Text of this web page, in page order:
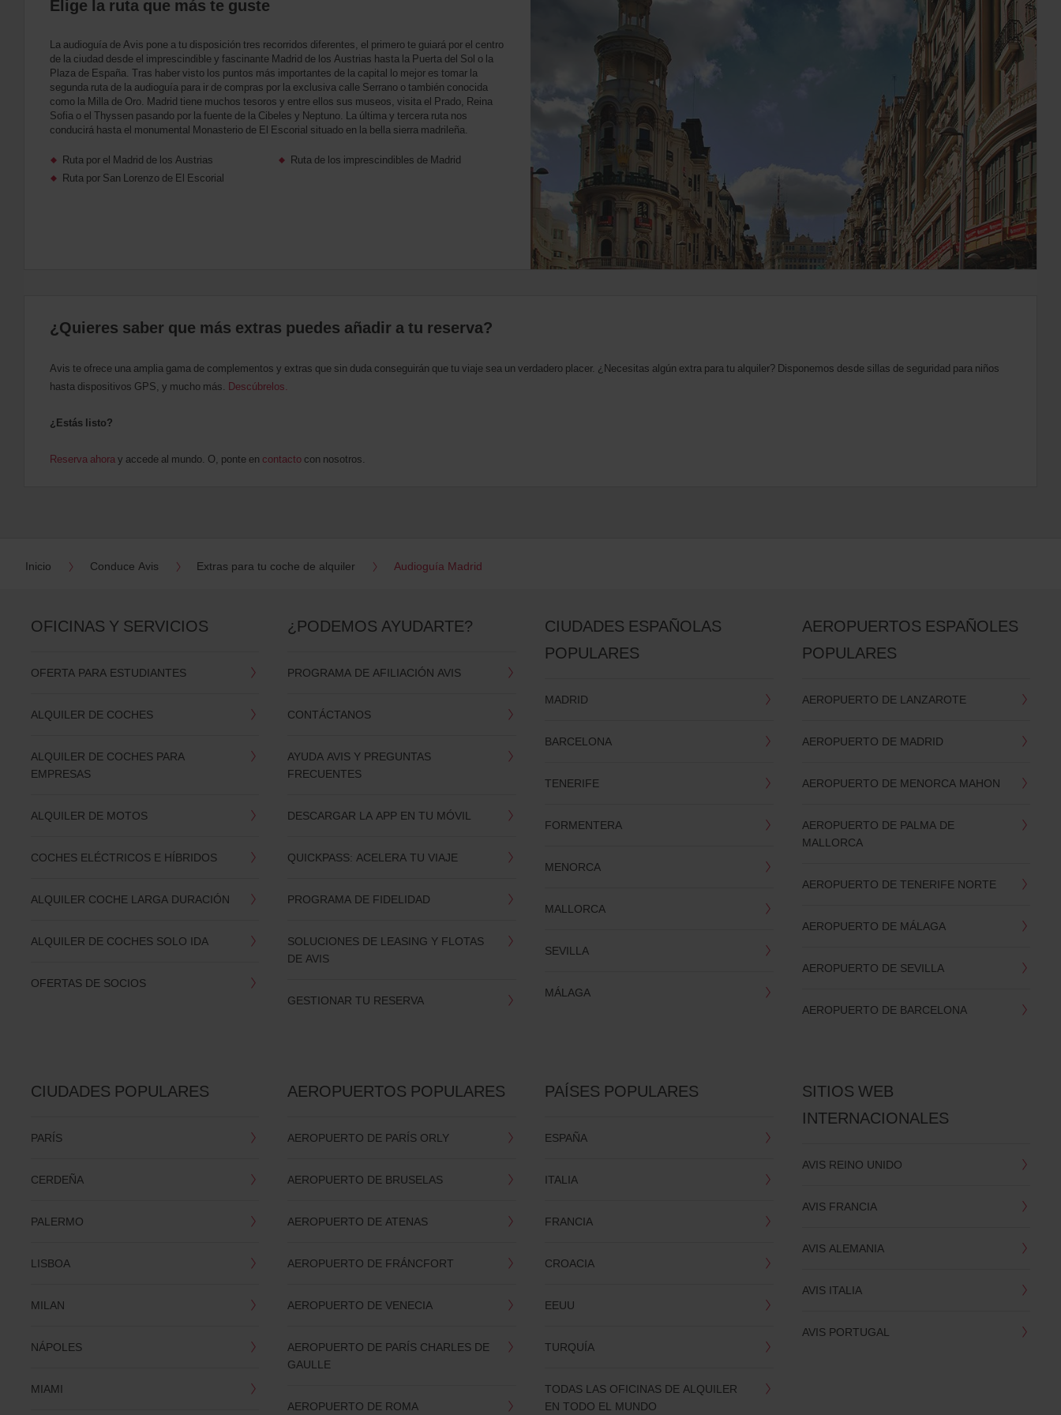
Elige la ruta que más te guste
La audioguía de Avis pone a tu disposición tres recorridos diferentes, el primero te guiará por el centro
de la ciudad desde el imprescindible y fascinante Madrid de los Austrias hasta la Puerta del Sol o la
Plaza de España. Tras haber visto los puntos más importantes de la capital lo mejor es tomar la
segunda ruta de la audioguía para ir de compras por la exclusiva calle Serrano o también conocida
como la Milla de Oro. Madrid tiene muchos tesoros y entre ellos sus museos, visita el Prado, Reina
Sofia o el Thyssen pasando por la fuente de la Cibeles y Neptuno. La última y tercera ruta nos
conducirá hasta el monumental Monasterio de El Escorial situado en la bella sierra madrileña.
Ruta por el Madrid de los Austrias
Ruta por San Lorenzo de El Escorial
Ruta de los imprescindibles de Madrid
¿Quieres saber que más extras puedes añadir a tu reserva?
Avis te ofrece una amplia gama de complementos y extras que sin duda conseguirán que tu viaje sea un verdadero placer. ¿Necesitas algún extra para tu alquiler? Disponemos desde sillas de seguridad para niños
hasta dispositivos GPS, y mucho más. Descúbrelos.
¿Estás listo?
Reserva ahoray accede al mundo. O, ponte en contacto con nosotros.
Inicio Conduce Avis Extras para tu coche de alquiler Audioguía Madrid
OFICINAS Y SERVICIOS
OFERTA PARA ESTUDIANTES
ALQUILER DE COCHES
ALQUILER DE COCHES PARA
EMPRESAS
ALQUILER DE MOTOS
COCHES ELÉCTRICOS E HÍBRIDOS
ALQUILER COCHE LARGA DURACIÓN
ALQUILER DE COCHES SOLO IDA
OFERTAS DE SOCIOS
¿PODEMOS AYUDARTE?
PROGRAMA DE AFILIACIÓN AVIS
CONTÁCTANOS
AYUDA AVIS Y PREGUNTAS
FRECUENTES
DESCARGAR LA APP EN TU MÓVIL
QUICKPASS: ACELERA TU VIAJE
PROGRAMA DE FIDELIDAD
SOLUCIONES DE LEASING Y FLOTAS
DE AVIS
GESTIONAR TU RESERVA
CIUDADES ESPAÑOLAS
POPULARES
MADRID
BARCELONA
TENERIFE
FORMENTERA
MENORCA
MALLORCA
SEVILLA
MÁLAGA
AEROPUERTOS ESPAÑOLES
POPULARES
AEROPUERTO DE LANZAROTE
AEROPUERTO DE MADRID
AEROPUERTO DE MENORCA MAHON
AEROPUERTO DE PALMA DE
MALLORCA
AEROPUERTO DE TENERIFE NORTE
AEROPUERTO DE MÁLAGA
AEROPUERTO DE SEVILLA
AEROPUERTO DE BARCELONA
CIUDADES POPULARES
PARÍS
CERDEÑA
PALERMO
LISBOA
MILAN
NÁPOLES
MIAMI
AEROPUERTOS POPULARES
AEROPUERTO DE PARÍS ORLY
AEROPUERTO DE BRUSELAS
AEROPUERTO DE ATENAS
AEROPUERTO DE FRÁNCFORT
AEROPUERTO DE VENECIA
AEROPUERTO DE PARÍS CHARLES DE
GAULLE
AEROPUERTO DE ROMA
PAÍSES POPULARES
ESPAÑA
ITALIA
FRANCIA
CROACIA
EEUU
TURQUÍA
TODAS LAS OFICINAS DE ALQUILER
EN TODO EL MUNDO
SITIOS WEB
INTERNACIONALES
AVIS REINO UNIDO
AVIS FRANCIA
AVIS ALEMANIA
AVIS ITALIA
AVIS PORTUGAL